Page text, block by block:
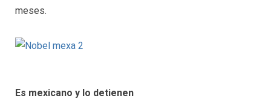
meses.
Es mexicano y lo detienen